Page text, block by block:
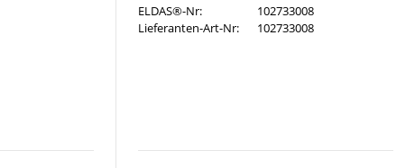
ELDAS®-Nr:
102733008
Lieferanten-Art-Nr:
102733008